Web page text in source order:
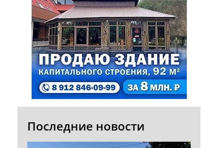
Последние новости